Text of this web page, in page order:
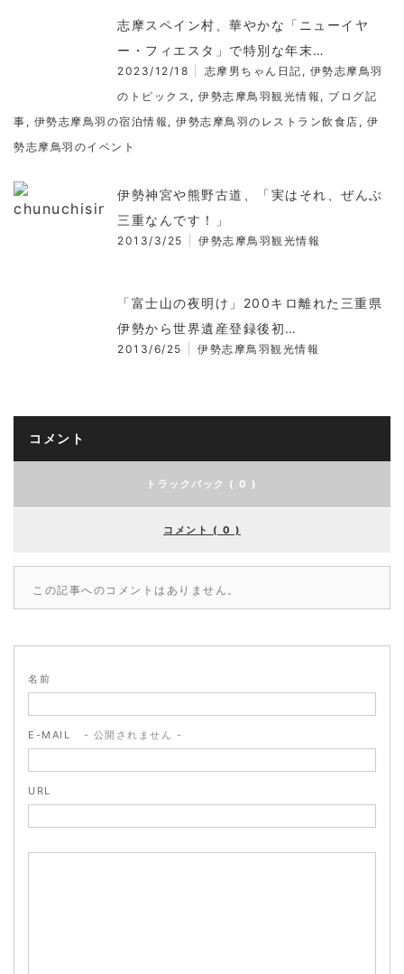
志摩スペイン村、華やかな「ニューイヤ
ー・フィエスタ」で特別な年末…
2023/12/18 志摩男ちゃん日記 , 伊勢志摩鳥羽
のトピックス , 伊勢志摩鳥羽観光情報 , ブログ記
事 , 伊勢志摩鳥羽の宿泊情報 , 伊勢志摩鳥羽のレストラン飲食店 , 伊
勢志摩鳥羽のイベント
伊勢神宮や熊野古道、「実はそれ、ぜんぶ
三重なんです！」
2013/3/25 伊勢志摩鳥羽観光情報
「富士山の夜明け」200キロ離れた三重県
伊勢から世界遺産登録後初…
2013/6/25 伊勢志摩鳥羽観光情報
コメント
トラックバック ( 0 )
コメント ( 0 )
この記事へのコメントはありません。
名前
E-MAIL - 公開されません -
URL